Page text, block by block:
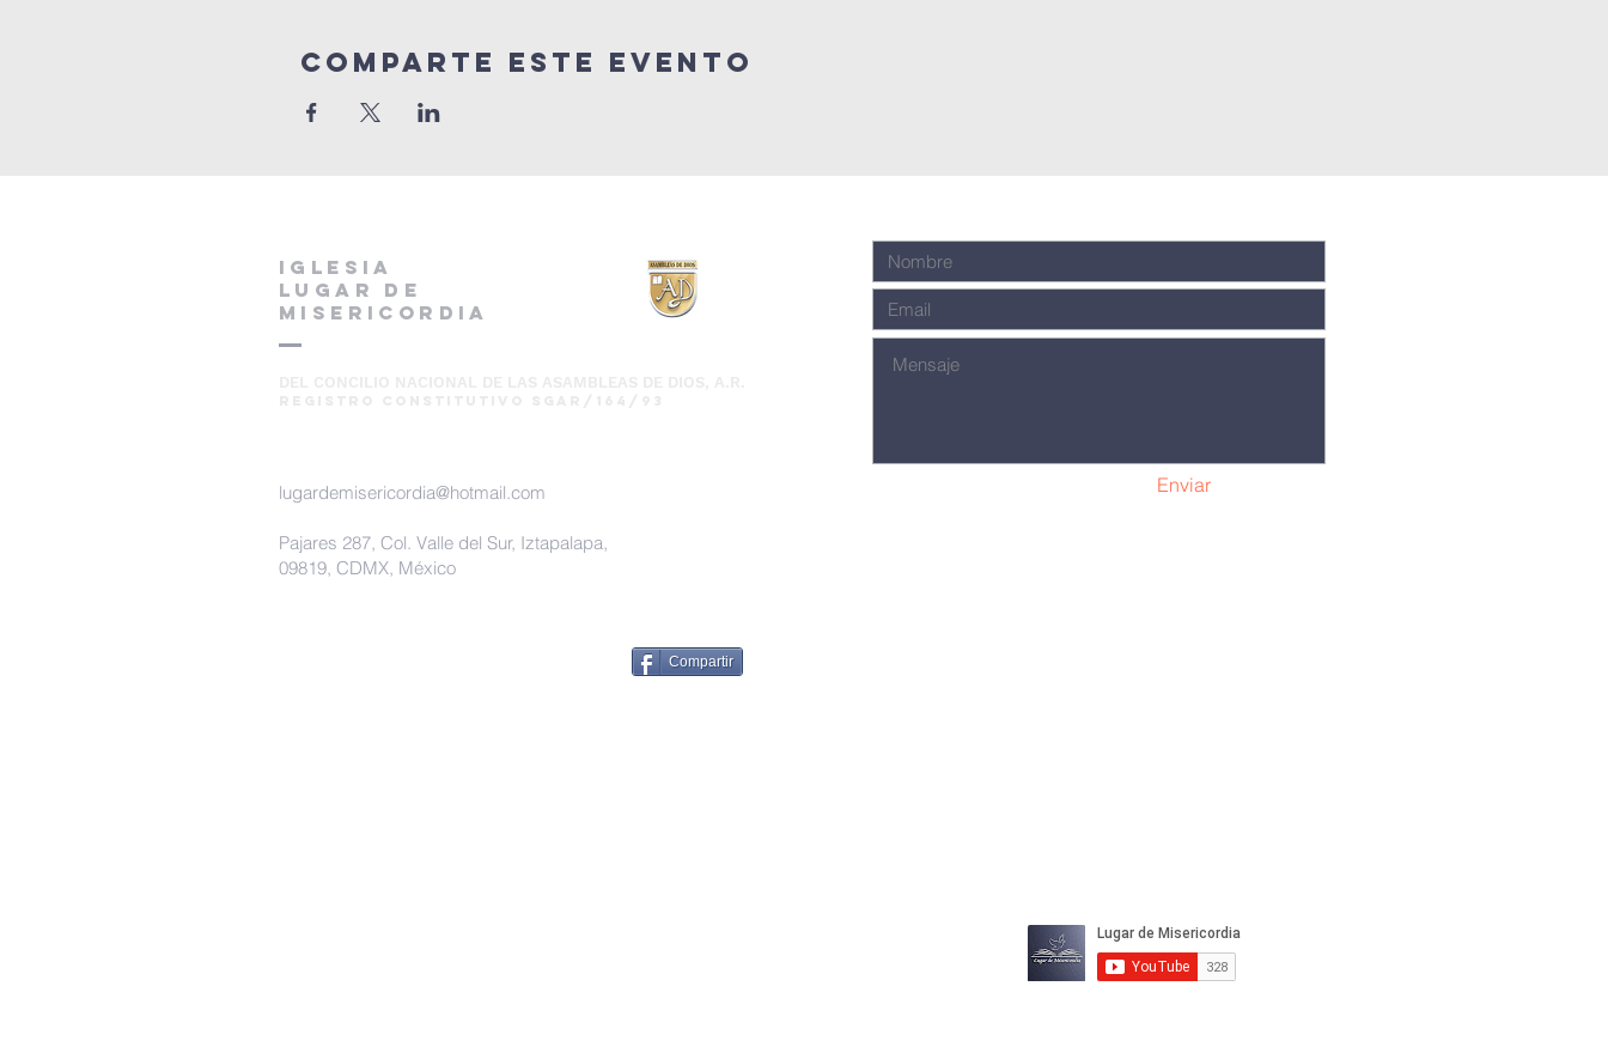
Comparte este Evento
IGLESIA
LUGAR DE
MISERICORDIA
lugardemisericordia@hotmail.com
Pajares 287, Col. Valle del Sur, Iztapalapa,
09819, CDMX, México
Compartir
Enviar